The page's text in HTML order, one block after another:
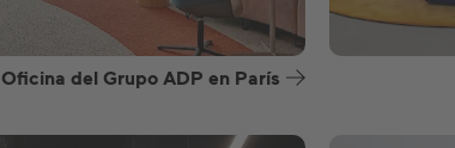
Oficina del Grupo ADP en París